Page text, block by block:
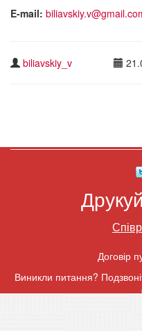
E-mail:
biliavskiy_v
Договір
Виникли питання?